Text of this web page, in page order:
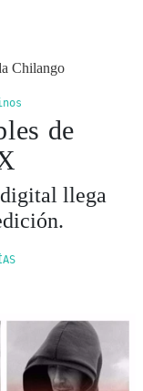
Chilango
de
llega